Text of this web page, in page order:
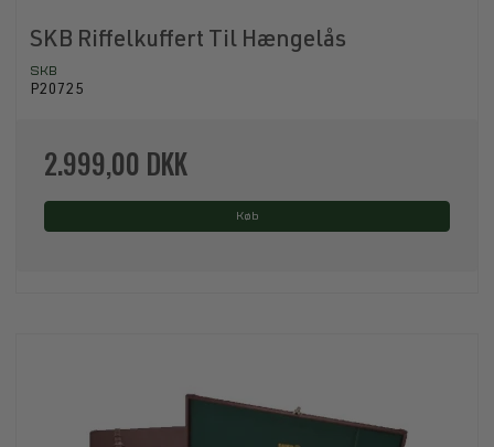
SKB Riffelkuffert Til Hængelås
SKB
P20725
2.999,00 DKK
Køb